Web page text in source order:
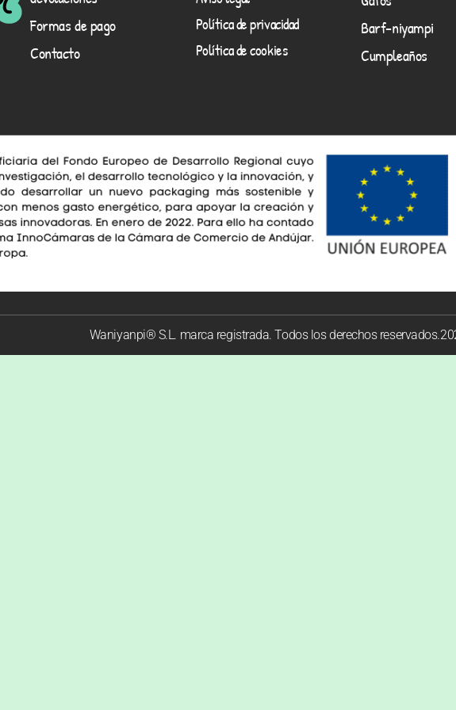
Formas de pago
Contacto
Política de privacidad
Política de cookies
Barf-niyampi
Cumpleaños
Waniyanpi® S.L. marca registrada. Todos los derechos